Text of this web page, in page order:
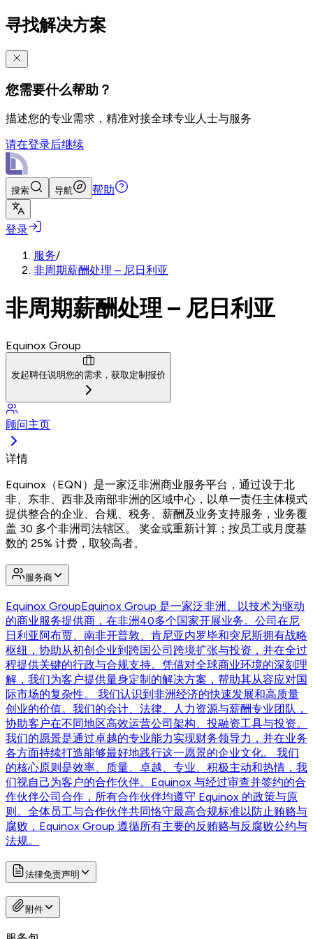
寻找解决方案
您需要什么帮助？
描述您的专业需求，精准对接全球专业人士与服务
请在登录后继续
搜索 导航 帮助
登录
服务/
非周期薪酬处理 – 尼日利亚
非周期薪酬处理 – 尼日利亚
Equinox Group
发起聘任说明您的需求，获取定制报价
顾问主页
详情
Equinox（EQN）是一家泛非洲商业服务平台，通过设于北
非、东非、西非及南部非洲的区域中心，以单一责任主体模式
提供整合的企业、合规、税务、薪酬及业务支持服务，业务覆
盖 30 多个非洲司法辖区。 奖金或重新计算；按员工或月度基
数的 25% 计费，取较高者。
服务商
Equinox GroupEquinox Group 是一家泛非洲、以技术为驱动
的商业服务提供商，在非洲40多个国家开展业务。公司在尼
日利亚阿布贾、南非开普敦、肯尼亚内罗毕和突尼斯拥有战略
枢纽，协助从初创企业到跨国公司跨境扩张与投资，并在全过
程提供关键的行政与合规支持。凭借对全球商业环境的深刻理
解，我们为客户提供量身定制的解决方案，帮助其从容应对国
际市场的复杂性。 我们认识到非洲经济的快速发展和高质量
创业的价值。我们的会计、法律、人力资源与薪酬专业团队，
协助客户在不同地区高效运营公司架构、投融资工具与投资。
我们的愿景是通过卓越的专业能力实现财务领导力，并在业务
各方面持续打造能够最好地践行这一愿景的企业文化。 我们
的核心原则是效率、质量、卓越、专业、积极主动和热情，我
们视自己为客户的合作伙伴。Equinox 与经过审查并签约的合
作伙伴公司合作，所有合作伙伴均遵守 Equinox 的政策与原
则。全体员工与合作伙伴共同恪守最高合规标准以防止贿赂与
腐败，Equinox Group 遵循所有主要的反贿赂与反腐败公约与
法规。
法律免责声明
附件